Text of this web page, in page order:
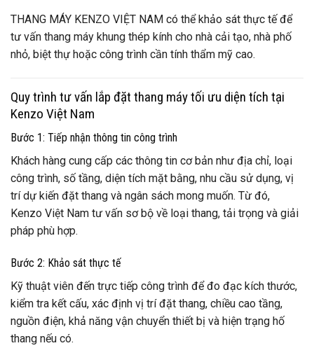
THANG MÁY KENZO VIỆT NAM có thể khảo sát thực tế để
tư vấn thang máy khung thép kính cho nhà cải tạo, nhà phố
nhỏ, biệt thự hoặc công trình cần tính thẩm mỹ cao.
Quy trình tư vấn lắp đặt thang máy tối ưu diện tích tại
Kenzo Việt Nam
Bước 1: Tiếp nhận thông tin công trình
Khách hàng cung cấp các thông tin cơ bản như địa chỉ, loại
công trình, số tầng, diện tích mặt bằng, nhu cầu sử dụng, vị
trí dự kiến đặt thang và ngân sách mong muốn. Từ đó,
Kenzo Việt Nam tư vấn sơ bộ về loại thang, tải trọng và giải
pháp phù hợp.
Bước 2: Khảo sát thực tế
Kỹ thuật viên đến trực tiếp công trình để đo đạc kích thước,
kiểm tra kết cấu, xác định vị trí đặt thang, chiều cao tầng,
nguồn điện, khả năng vận chuyển thiết bị và hiện trạng hố
thang nếu có.